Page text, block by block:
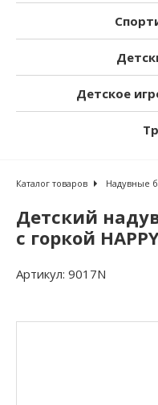
Детское
Каталог товаров Надувные
Детский
с горкой
Артикул: 9017N